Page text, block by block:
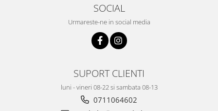
SOCIAL
Urmareste-ne in social media
SUPORT CLIENTI
luni - vineri 08-22 si sambata 08-13
0711064602